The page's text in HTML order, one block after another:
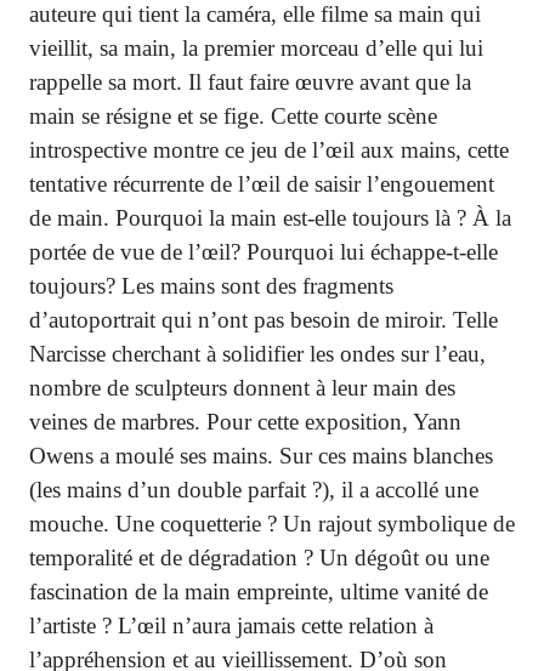
auteure qui tient la caméra, elle filme sa main qui
vieillit, sa main, la premier morceau d’elle qui lui
rappelle sa mort. Il faut faire œuvre avant que la
main se résigne et se fige. Cette courte scène
introspective montre ce jeu de l’œil aux mains, cette
tentative récurrente de l’œil de saisir l’engouement
de main. Pourquoi la main est-elle toujours là ? À la
portée de vue de l’œil? Pourquoi lui échappe-t-elle
toujours? Les mains sont des fragments
d’autoportrait qui n’ont pas besoin de miroir. Telle
Narcisse cherchant à solidifier les ondes sur l’eau,
nombre de sculpteurs donnent à leur main des
veines de marbres. Pour cette exposition, Yann
Owens a moulé ses mains. Sur ces mains blanches
(les mains d’un double parfait ?), il a accollé une
mouche. Une coquetterie ? Un rajout symbolique de
temporalité et de dégradation ? Un dégoût ou une
fascination de la main empreinte, ultime vanité de
l’artiste ? L’œil n’aura jamais cette relation à
l’appréhension et au vieillissement. D’où son